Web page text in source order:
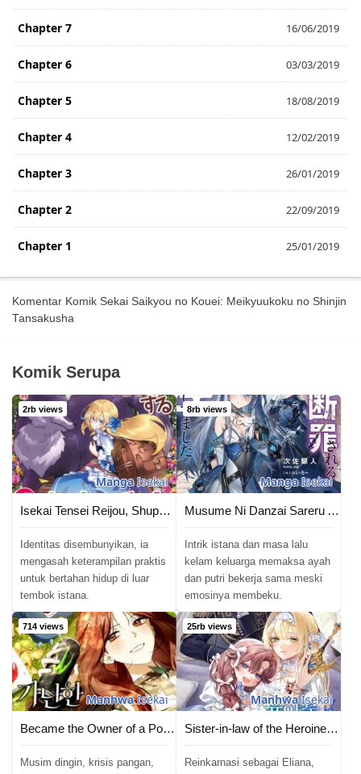
Chapter 7 16/06/2019
Chapter 6 03/03/2019
Chapter 5 18/08/2019
Chapter 4 12/02/2019
Chapter 3 26/01/2019
Chapter 2 22/09/2019
Chapter 1 25/01/2019
Komentar Komik Sekai Saikyou no Kouei: Meikyuukoku no Shinjin
Tansakusha
Komik Serupa
2rb views
MangaIsekai
Isekai Tensei Reijou, Shuppon Suru
Identitas disembunyikan, ia
mengasah keterampilan praktis
untuk bertahan hidup di luar
tembok istana.
8rb views
MangaIsekai
Musume Ni Danzai Sareru Akuyaku Koushaku Ni Tensei Shitemashita ~Akuyaku Muubu o Yameta no ni Nazeka Musume ga Koori No Reijou Ka Suru Ken~
Intrik istana dan masa lalu
kelam keluarga memaksa ayah
dan putri bekerja sama meski
emosinya membeku.
714 views
ManhwaIsekai
Became the Owner of a Poor Estate
Musim dingin, krisis pangan,
25rb views
ManhwaIsekai
Sister-in-law of the Heroine in a Childcare Novel
Reinkarnasi sebagai Eliana,